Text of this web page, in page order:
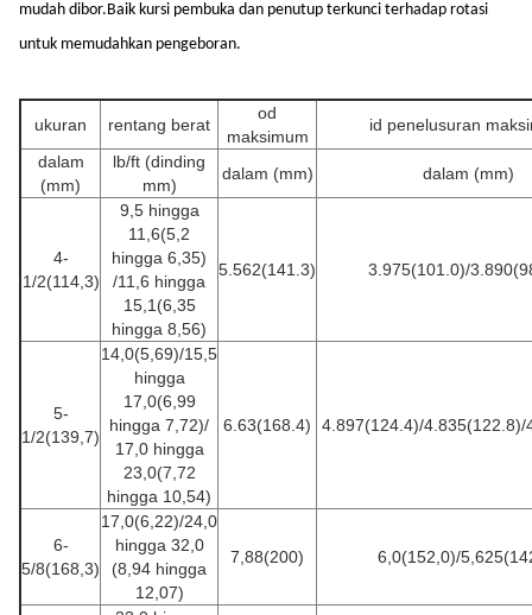
mudah dibor.Baik kursi pembuka dan penutup terkunci terhadap rotasi
untuk memudahkan pengeboran.
ukuran rentang berat
od
maksimum
id penelusuran
dalam
(mm)
lb/ft (dinding
mm)
dalam (mm) dalam (mm)
4-
1/2(114,3)
9,5 hingga
11,6(5,2
hingga 6,35)
/11,6 hingga
15,1(6,35
hingga 8,56)
5.562(141.3) 3.975(101.0)/
5-
1/2(139,7)
14,0(5,69)/15,5
hingga
17,0(6,99
hingga 7,72)/
17,0 hingga
23,0(7,72
hingga 10,54)
6.63(168.4) 4.897(124.4)/4.835(122.8)/
6-
5/8(168,3)
17,0(6,22)/24,0
hingga 32,0
(8,94 hingga
12,07)
7,88(200) 6,0(152,0)/